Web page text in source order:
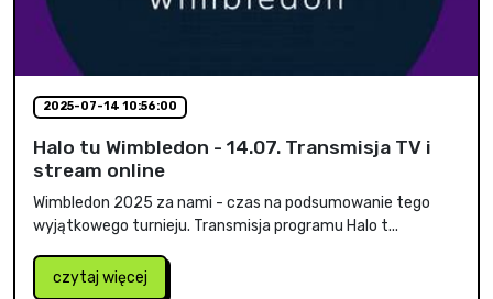
2025-07-14 10:56:00
Halo tu Wimbledon - 14.07. Transmisja TV i
stream online
Wimbledon 2025 za nami - czas na podsumowanie tego
wyjątkowego turnieju. Transmisja programu Halo t...
czytaj więcej